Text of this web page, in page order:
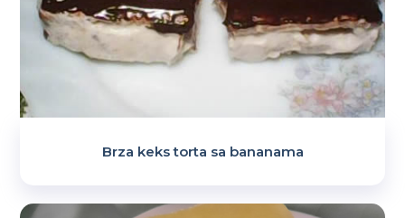
Brza keks torta sa bananama